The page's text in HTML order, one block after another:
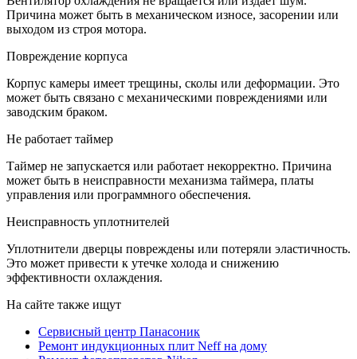
Причина может быть в механическом износе, засорении или
выходом из строя мотора.
Повреждение корпуса
Корпус камеры имеет трещины, сколы или деформации. Это
может быть связано с механическими повреждениями или
заводским браком.
Не работает таймер
Таймер не запускается или работает некорректно. Причина
может быть в неисправности механизма таймера, платы
управления или программного обеспечения.
Неисправность уплотнителей
Уплотнители дверцы повреждены или потеряли эластичность.
Это может привести к утечке холода и снижению
эффективности охлаждения.
На сайте также ищут
Сервисный центр Панасоник
Ремонт индукционных плит Neff на дому